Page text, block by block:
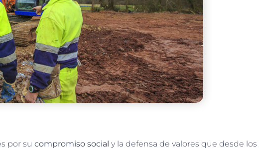
por su compromiso social y la defensa de valores que desde los